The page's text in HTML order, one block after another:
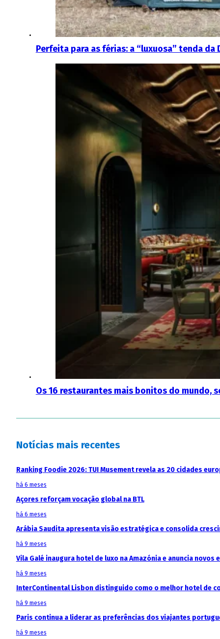
Perfeita para as férias: a “luxuosa” tenda
Os 16 restaurantes mais bonitos do mundo,
Notícias mais recentes
Ranking Foodie 2026: TUI Musement revela as 20 cidades
há 6 meses
Açores reforçam vocação global na BTL
há 6 meses
Arábia Saudita apresenta visão estratégica e consolida
há 9 meses
Vila Galé inaugura hotel de luxo na Amazónia e anuncia
há 9 meses
InterContinental Lisbon distinguido como o melhor hotel de
há 9 meses
Paris continua a liderar as preferências dos viajantes
há 9 meses